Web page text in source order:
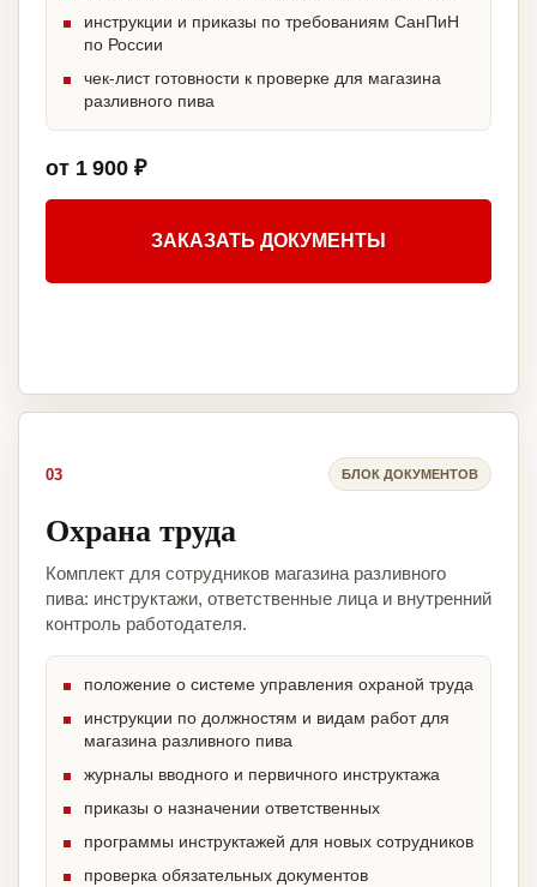
инструкции и приказы по требованиям СанПиН
по России
чек-лист готовности к проверке для магазина
разливного пива
от 1 900 ₽
ЗАКАЗАТЬ ДОКУМЕНТЫ
03 БЛОК ДОКУМЕНТОВ
Охрана труда
Комплект для сотрудников магазина разливного
пива: инструктажи, ответственные лица и внутренний
контроль работодателя.
положение о системе управления охраной труда
инструкции по должностям и видам работ для
магазина разливного пива
журналы вводного и первичного инструктажа
приказы о назначении ответственных
программы инструктажей для новых сотрудников
проверка обязательных документов